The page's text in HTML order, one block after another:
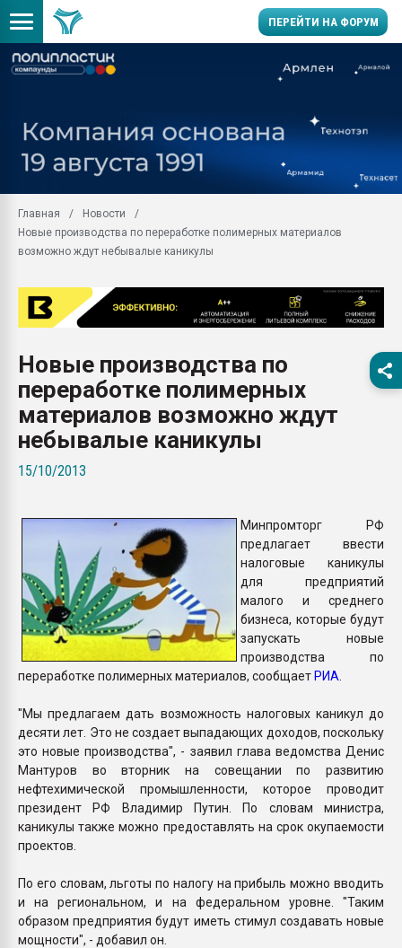
ПЕРЕЙТИ НА ФОРУМ
цикла
заводу пластмасс"
28.07.2026
первый план в
28.07.2026
ситуацией на
Всё, что касается
Главная
Новости
Новые производства по переработке полимерных материалов
возможно ждут небывалые каникулы
Новые производства по
переработке полимерных
материалов возможно ждут
небывалые каникулы
15/10/2013
Минпромторг РФ
предлагает ввести
налоговые каникулы
для предприятий
малого и среднего
бизнеса, которые будут
запускать новые
производства по
переработке полимерных материалов, сообщаетРИА
"Мы предлагаем дать возможность налоговых каникул до
десяти лет. Это не создает выпадающих доходов, поскольку
это новые производства", - заявил глава ведомства Денис
Мантуров во вторник на совещании по развитию
нефтехимической промышленности, которое проводит
президент РФ Владимир Путин. По словам министра,
каникулы также можно предоставлять на срок окупаемости
проектов.
По его словам, льготы по налогу на прибыль можно вводить
и на региональном, и на федеральном уровне. "Таким
образом предприятия будут иметь стимул создавать новые
мощности", - добавил он.